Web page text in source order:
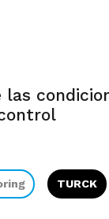
las
TURCK